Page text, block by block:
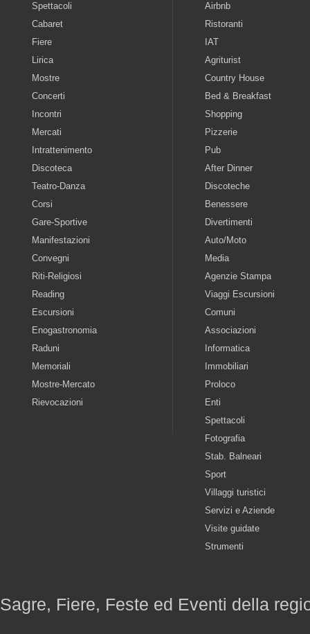
Spettacoli
Cabaret
Fiere
Lirica
Mostre
Concerti
Incontri
Mercati
Intrattenimento
Discoteca
Teatro-Danza
Corsi
Gare-Sportive
Manifestazioni
Convegni
Riti-Religiosi
Reading
Escursioni
Enogastronomia
Raduni
Memoriali
Mostre-Mercato
Rievocazioni
Airbnb
Ristoranti
IAT
Agriturist
Country House
Bed & Breakfast
Shopping
Pizzerie
Pub
After Dinner
Discoteche
Benessere
Divertimenti
Auto/Moto
Media
Agenzie Stampa
Viaggi Escursioni
Comuni
Associazioni
Informatica
Immobiliari
Proloco
Enti
Spettacoli
Fotografia
Stab. Balneari
Sport
Villaggi turistici
Servizi e Aziende
Visite guidate
Strumenti
Sagre, Fiere, Feste ed Eventi della